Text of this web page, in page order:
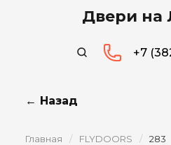
Двери на
+7
← Назад
Главная / FLYDOORS / 283